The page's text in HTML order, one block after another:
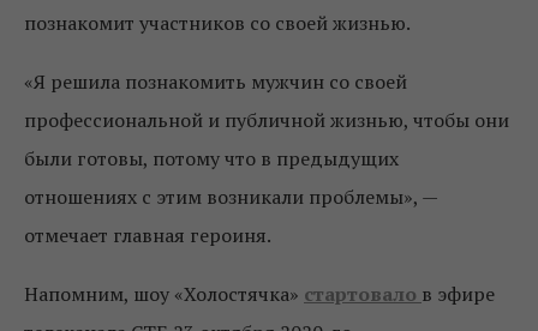
познакомит участников со своей жизнью.
«Я решила познакомить мужчин со своей
профессиональной и публичной жизнью, чтобы они
были готовы, потому что в предыдущих
отношениях с этим возникали проблемы», —
отмечает главная героиня.
Напомним, шоу «Холостячка» стартовало в эфире